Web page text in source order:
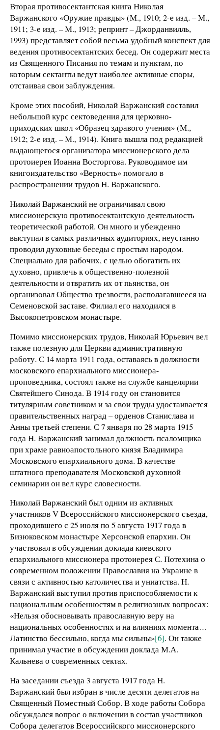
Вторая противосектантская книга Николая
Варжанского «Оружие правды» (М., 1910; 2-е изд. – М.,
1911; 3-е изд. – М., 1913; репринт – Джорданвилль,
1993) представляет собой весьма удобный конспект для
ведения противосектантских бесед. Он содержит места
из Священного Писания по темам и пунктам, по
которым сектанты ведут наиболее активные споры,
отстаивая свои заблуждения.
Кроме этих пособий, Николай Варжанский составил
небольшой курс сектоведения для церковно-
приходских школ «Образец здравого учения» (М.,
1912; 2-е изд. – М., 1914). Книга вышла под редакцией
выдающегося организатора миссионерского дела
протоиерея Иоанна Восторгова. Руководимое им
книгоиздательство «Верность» помогало в
распространении трудов Н. Варжанского.
Николай Варжанский не ограничивал свою
миссионерскую противосектантскую деятельность
теоретической работой. Он много и убежденно
выступал в самых различных аудиториях, неустанно
проводил духовные беседы с простым народом.
Специально для рабочих, с целью обогатить их
духовно, привлечь к общественно-полезной
деятельности и отвратить их от пьянства, он
организовал Общество трезвости, располагавшееся на
Семеновской заставе. Филиал его находился в
Высокопетровском монастыре.
Помимо миссионерских трудов, Николай Юрьевич вел
также полезную для Церкви административную
работу. С 14 марта 1911 года, оставаясь в должности
московского епархиального миссионера-
проповедника, состоял также на службе канцелярии
Святейшего Синода. В 1914 году он становится
титулярным советником и за свои труды удостаивается
правительственных наград – орденов Станислава и
Анны третьей степени. С 7 января по 28 марта 1915
года Н. Варжанский занимал должность псаломщика
при храме равноапостольного князя Владимира
Московского епархиального дома. В качестве
штатного преподавателя Московской духовной
семинарии он вел курс словесности.
Николай Варжанский был одним из активных
участников V Всероссийского миссионерского съезда,
проходившего с 25 июля по 5 августа 1917 года в
Бизюковском монастыре Херсонской епархии. Он
участвовал в обсуждении доклада киевского
епархиального миссионера протоиерея С. Потехина о
современном положении Православия на Украине в
связи с активностью католичества и униатства. Н.
Варжанский выступил против приспособляемости к
национальным особенностям в религиозных вопросах:
«Нельзя обосновывать православную веру на
национальных особенностях и на влияниях момента…
Латинство бессильно, когда мы сильны»[6]. Он также
принимал участие в обсуждении доклада М.А.
Кальнева о современных сектах.
На заседании съезда 3 августа 1917 года Н.
Варжанский был избран в числе десяти делегатов на
Священный Поместный Собор. В ходе работы Собора
обсуждался вопрос о включении в состав участников
Собора делегатов Всероссийского миссионерского